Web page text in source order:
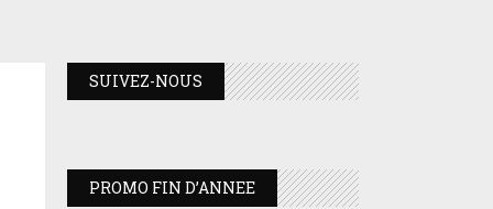
SUIVEZ-NOUS
PROMO FIN D’ANNEE